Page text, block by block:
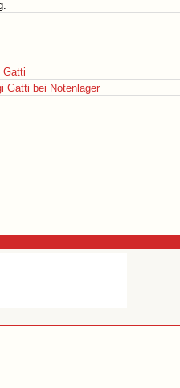
Gatti
Gatti bei Notenlager